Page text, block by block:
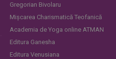
Gregorian Bivolaru
Mișcarea Charismatică Teofanică
Academia de Yoga online ATMAN
Editura Ganesha
Editura Venusiana